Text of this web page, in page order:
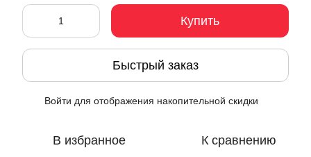
Купить
Быстрый заказ
Войти для отображения накопительной скидки
В избранное К сравнению